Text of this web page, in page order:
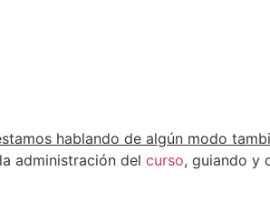
hablando de algún modo
administración del curso, guiando y